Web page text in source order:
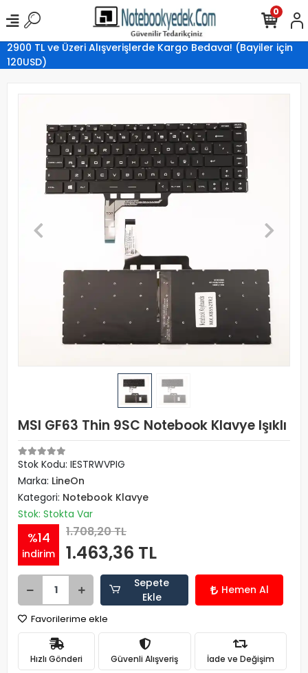
2900 TL ve Üzeri Alışverişlerde Kargo Bedava! (Bayiler için
120USD)
0
MSI GF63 Thin 9SC Notebook Klavye Işıklı
Stok Kodu: IESTRWVPIG
Marka: LineOn
Kategori: Notebook Klavye
Stok: Stokta Var
%14
indirim
1.708,20 TL
1.463,36 TL
Sepete
Ekle
Hemen Al
Favorilerime ekle
Hızlı Gönderi Güvenli Alışveriş İade ve Değişim